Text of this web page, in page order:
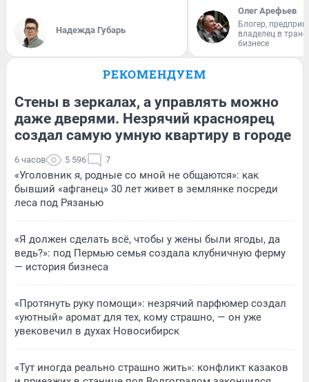
Надежда Губарь
Олег Арефьев
Блогер,
владелец в
бизнесе
РЕКОМЕНДУЕМ
Стены в зеркалах, а управлять можно
даже дверями. Незрячий красноярец
создал самую умную квартиру в городе
6 часов 5 596 7
«Уголовник я, родные со мной не общаются»: как
бывший «афганец» 30 лет живет в землянке посреди
леса под Рязанью
«Я должен сделать всё, чтобы у жены были ягоды, да
ведь?»: под Пермью семья создала клубничную ферму
— история бизнеса
«Протянуть руку помощи»: незрячий парфюмер создал
«уютный» аромат для тех, кому страшно, — он уже
увековечил в духах Новосибирск
«Тут иногда реально страшно жить»: конфликт казаков